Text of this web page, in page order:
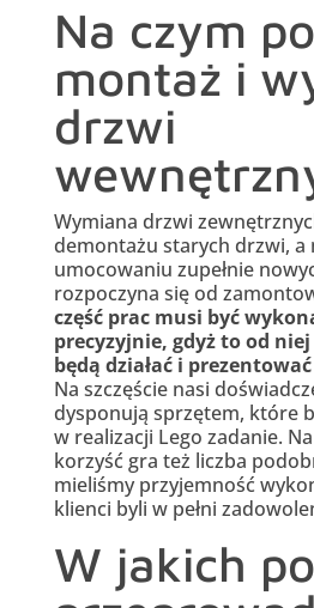
Na czym
montaż i
drzwi
Wymiana drzwi
demontażu starych drzwi, a
umocowaniu zupełnie
rozpoczyna się od
część prac musi być
precyzyjnie, gdyż to od
będą działać i
Na szczęście nasi
dysponują sprzętem, które
w realizacji Lego zadanie.
korzyść gra też liczba
mieliśmy przyjemność
klienci byli w pełni
W jakich